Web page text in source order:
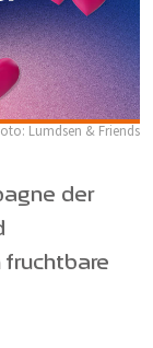
Lumdsen & Friends
der